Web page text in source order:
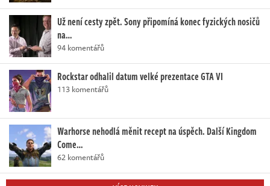
Už není cesty zpět. Sony připomíná konec fyzických nosičů
na…
94 komentářů
Rockstar odhalil datum velké prezentace GTA VI
113 komentářů
Warhorse nehodlá měnit recept na úspěch. Další Kingdom
Come…
62 komentářů